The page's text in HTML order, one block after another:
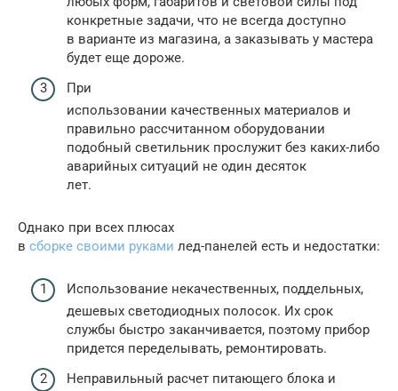
конкретные задачи, что не всегда доступно
в варианте из магазина, а заказывать у мастера
будет еще дороже.
При
использовании качественных материалов и
правильно рассчитанном оборудовании
подобный светильник прослужит без каких-либо
аварийных ситуаций не один десяток
лет.
Однако при всех плюсах
в сборке своими руками лед-панелей есть и недостатки:
Использование некачественных, поддельных,
дешевых светодиодных полосок. Их срок
службы быстро заканчивается, поэтому прибор
придется переделывать, ремонтировать.
Неправильный расчет питающего блока и